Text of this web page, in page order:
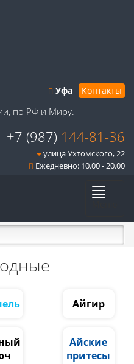
Уфа Контакты
по РФ и Миру.
+7 (987) 144-81-36
улица Ухтомского, 22
Ежедневно: 10.00 - 20.00
Айгир
Айские
притесы